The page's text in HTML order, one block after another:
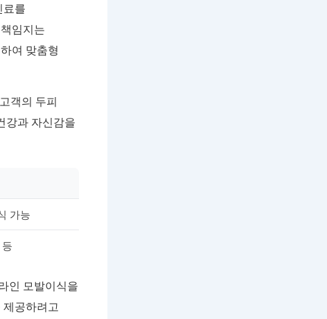
료를
임지는
여 맞춤형
객의 두피
강과 자신감을
가능
인 모발이식을
공하려고